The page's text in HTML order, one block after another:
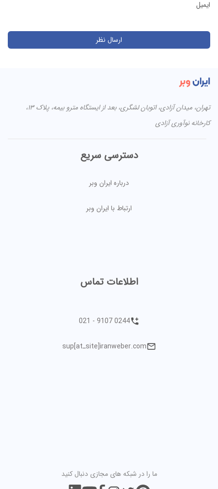
ایمیل
تهران، میدان آزادی، اتوبان لشگری، بعد از ایستگاه مترو بیمه، پلاک ۱۳،
کارخانه نوآوری آزادی
دسترسی سریع
درباره ایران وبر
ارتباط با ایران وبر
اطلاعات تماس
021 - 9107 0244
sup[atـsite]iranweber.com
ما را در شبکه های مجازی دنبال کنید